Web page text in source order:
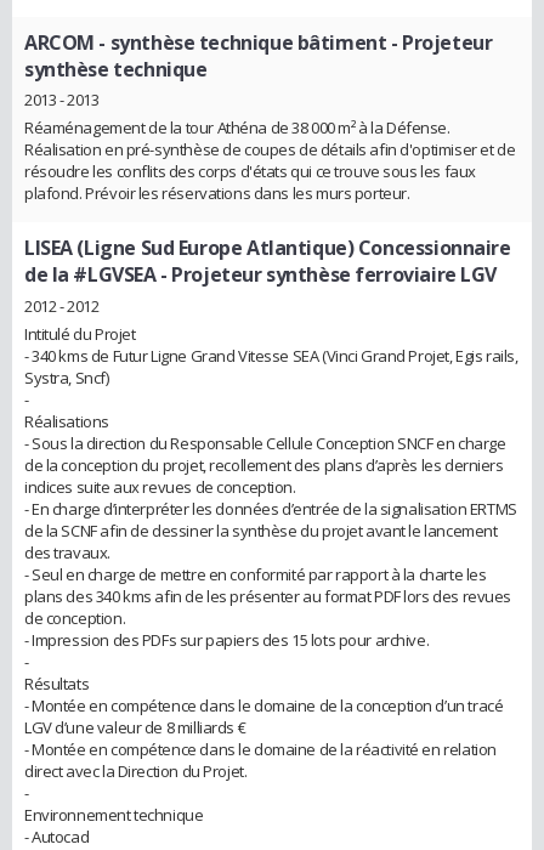
ARCOM - synthèse technique bâtiment - Projeteur
synthèse technique
2013 - 2013
Réaménagement de la tour Athéna de 38 000 m² à la Défense.
Réalisation en pré-synthèse de coupes de détails afin d'optimiser et de
résoudre les conflits des corps d'états qui ce trouve sous les faux
plafond. Prévoir les réservations dans les murs porteur.
LISEA (Ligne Sud Europe Atlantique) Concessionnaire
de la #LGVSEA- Projeteur synthèse ferroviaire LGV
2012 - 2012
Intitulé du Projet
- 340 kms de Futur Ligne Grand Vitesse SEA (Vinci Grand Projet, Egis rails,
Systra, Sncf)
-
Réalisations
- Sous la direction du Responsable Cellule Conception SNCF en charge
de la conception du projet, recollement des plans d’après les derniers
indices suite aux revues de conception.
- En charge d’interpréter les données d’entrée de la signalisation ERTMS
de la SCNF afin de dessiner la synthèse du projet avant le lancement
des travaux.
- Seul en charge de mettre en conformité par rapport à la charte les
plans des 340 kms afin de les présenter au format PDF lors des revues
de conception.
- Impression des PDFs sur papiers des 15 lots pour archive.
-
Résultats
- Montée en compétence dans le domaine de la conception d’un tracé
LGV d’une valeur de 8 milliards €
- Montée en compétence dans le domaine de la réactivité en relation
direct avec la Direction du Projet.
-
Environnement technique
- Autocad